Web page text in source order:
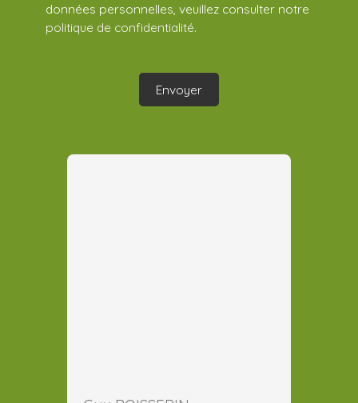
données personnelles, veuillez consulter notre
politique de confidentialité.
Envoyer